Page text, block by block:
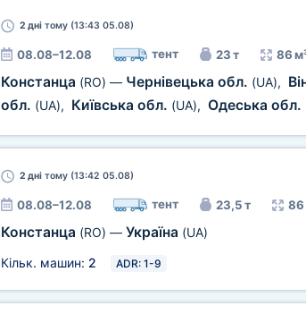
2 днітому (13:43 05.08)
08.08–12.08 тент 23 т 86
Констанца (RO) — Чернівецька обл. (UA),
обл. (UA), Київська обл. (UA), Одеська обл.
2 днітому (13:42 05.08)
08.08–12.08 тент 23,5 т 86
Констанца (RO) — Україна (UA)
Кільк. машин: 2 ADR: 1-9